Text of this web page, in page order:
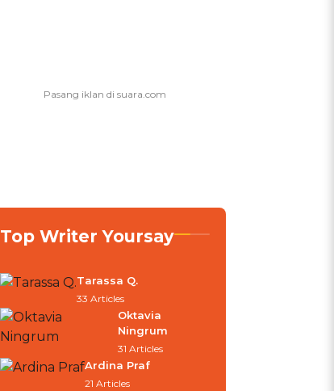
Top Writer Yoursay
Tarassa Q.
33 Articles
Oktavia
Ningrum
31 Articles
Ardina Praf
21 Articles